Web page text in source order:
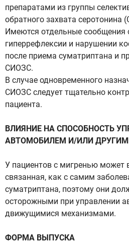
препаратами из группы
обратного захвата серотонина
Имеются отдельные сообщения
гиперрефлексии и нарушении
после приема суматриптана и
СИОЗС.
В случае одновременного
СИОЗС следует тщательно
пациента.
ВЛИЯНИЕ НА СПОСОБНОСТЬ
АВТОМОБИЛЕМ И/ИЛИ
У пациентов с мигренью может
связанная, как с самим
суматриптана, поэтому они
осторожными при управлении
движущимися механизмами.
ФОРМА ВЫПУСКА